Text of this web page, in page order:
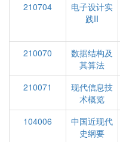
210704
电子设计实
践II
210070
数据结构及
其算法
210071
现代信息技
术概览
104006
中国近现代
史纲要